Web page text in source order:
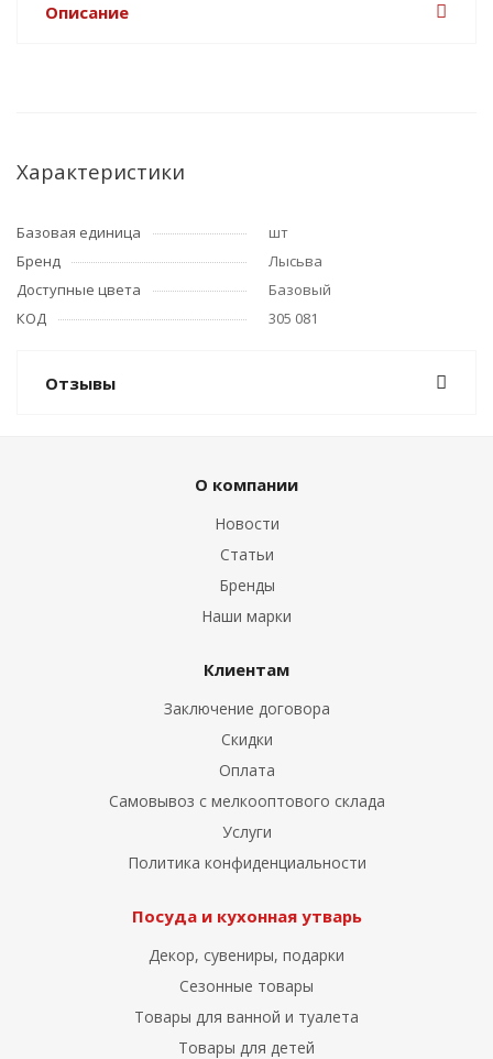
Описание
Характеристики
Базовая единица
шт
Бренд
Лысьва
Доступные цвета
Базовый
КОД
305 081
Отзывы
О компании
Новости
Статьи
Бренды
Наши марки
Клиентам
Заключение договора
Скидки
Оплата
Самовывоз с мелкооптового склада
Услуги
Политика конфиденциальности
Посуда и кухонная утварь
Декор, сувениры, подарки
Сезонные товары
Товары для ванной и туалета
Товары для детей